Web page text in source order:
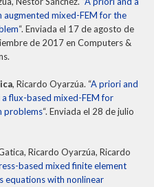
mixed-FEM for the
“. Enviada el 17 de agosto de
de 2017 en Computers &
, Ricardo Oyarzúa. “A priori and
flux-based mixed-FEM for
problems“. Enviada el 28 de julio
Ricardo Oyarzúa, Ricardo
based mixed finite element
equations with nonlinear